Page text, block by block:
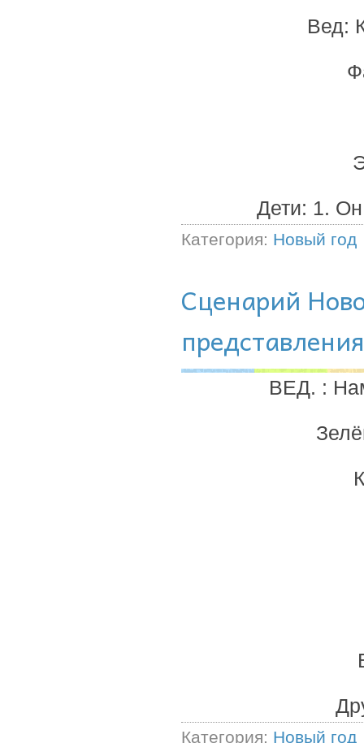
Вед:
Дети: 1.
Категория: Новый год
Сценарий
ВЕД. :
Категория: Новый год